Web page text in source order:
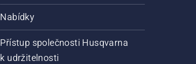
Nabídky
Přístup společnosti Husqvarna
k udržitelnosti